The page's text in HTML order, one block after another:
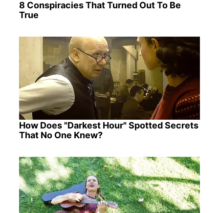
8 Conspiracies That Turned Out To Be
True
How Does "Darkest Hour" Spotted Secrets
That No One Knew?